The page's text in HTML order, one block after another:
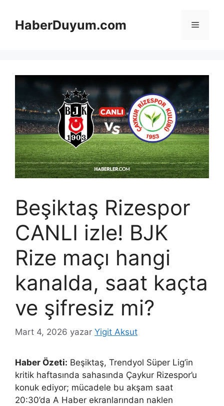
HaberDuyum.com Menü
Beşiktaş Rizespor
CANLI izle! BJK
Rize maçı hangi
kanalda, saat kaçta
ve şifresiz mi?
Mart 4, 2026 yazar Yigit Aksut
Haber Özeti: Beşiktaş, Trendyol Süper Lig’in
kritik haftasında sahasında Çaykur Rizespor’u
konuk ediyor; mücadele bu akşam saat
20:30’da A Haber ekranlarından naklen